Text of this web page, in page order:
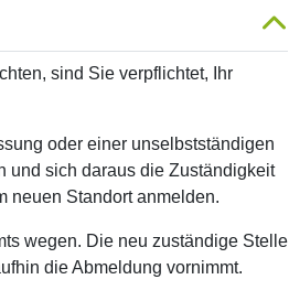
sind Sie verpflichtet, Ihr
oder einer unselbstständigen
und sich daraus die Zuständigkeit
neuen Standort anmelden.
wegen. Die neu zuständige Stelle
die Abmeldung vornimmt.